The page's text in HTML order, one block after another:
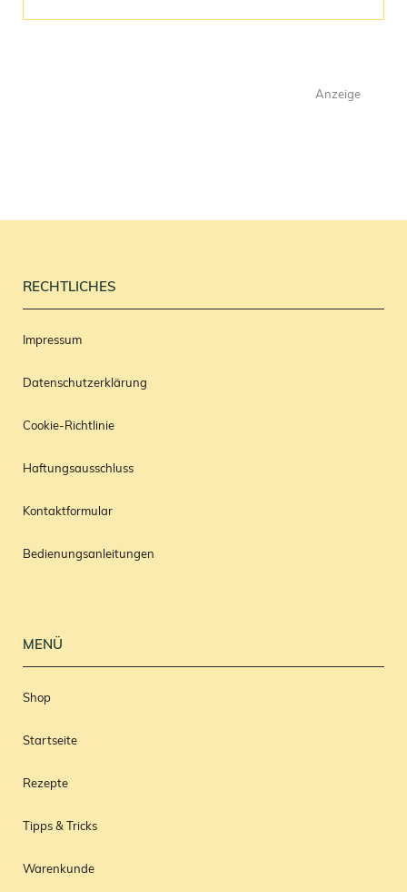
Anzeige
RECHTLICHES
Impressum
Datenschutzerklärung
Cookie-Richtlinie
Haftungsausschluss
Kontaktformular
Bedienungsanleitungen
MENÜ
Shop
Startseite
Rezepte
Tipps & Tricks
Warenkunde